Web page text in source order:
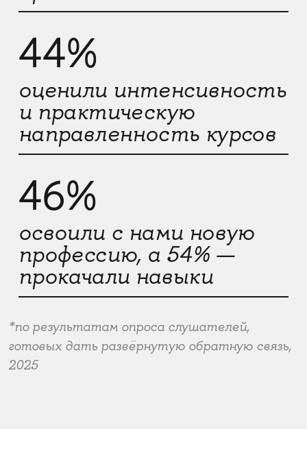
44%
оценили интенсивность
и практическую
направленность курсов
46%
освоили с нами новую
профессию, а 54% —
прокачали навыки
*по результатам опроса слушателей,
готовых дать развёрнутую обратную связь,
2025